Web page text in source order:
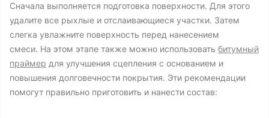
Сначала выполняется подготовка поверхности. Для этого
удалите все рыхлые и отслаивающиеся участки. Затем
слегка увлажните поверхность перед нанесением
смеси. На этом этапе также можно использовать битумный
праймер для улучшения сцепления с основанием и
повышения долговечности покрытия. Эти рекомендации
помогут правильно приготовить и нанести состав: